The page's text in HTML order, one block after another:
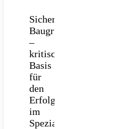
Sichere
Baugrube
–
kritische
Basis
für
den
Erfolg
im
Spezialtiefbau